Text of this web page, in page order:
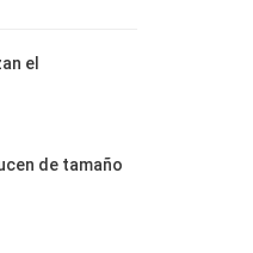
el
de tamaño